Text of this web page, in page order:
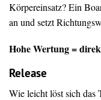
Körpereinsatz? Ein
an und setzt
Hohe Wertung =
Release
Wie leicht löst sich das